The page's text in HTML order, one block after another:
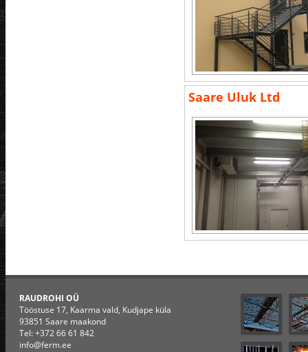
Saare Uluk Ltd
RAUDROHI OÜ
Tööstuse 17, Kaarma vald, Kudjape küla
93851 Saare maakond
Tel: +372 66 61 842
info@ferm.ee